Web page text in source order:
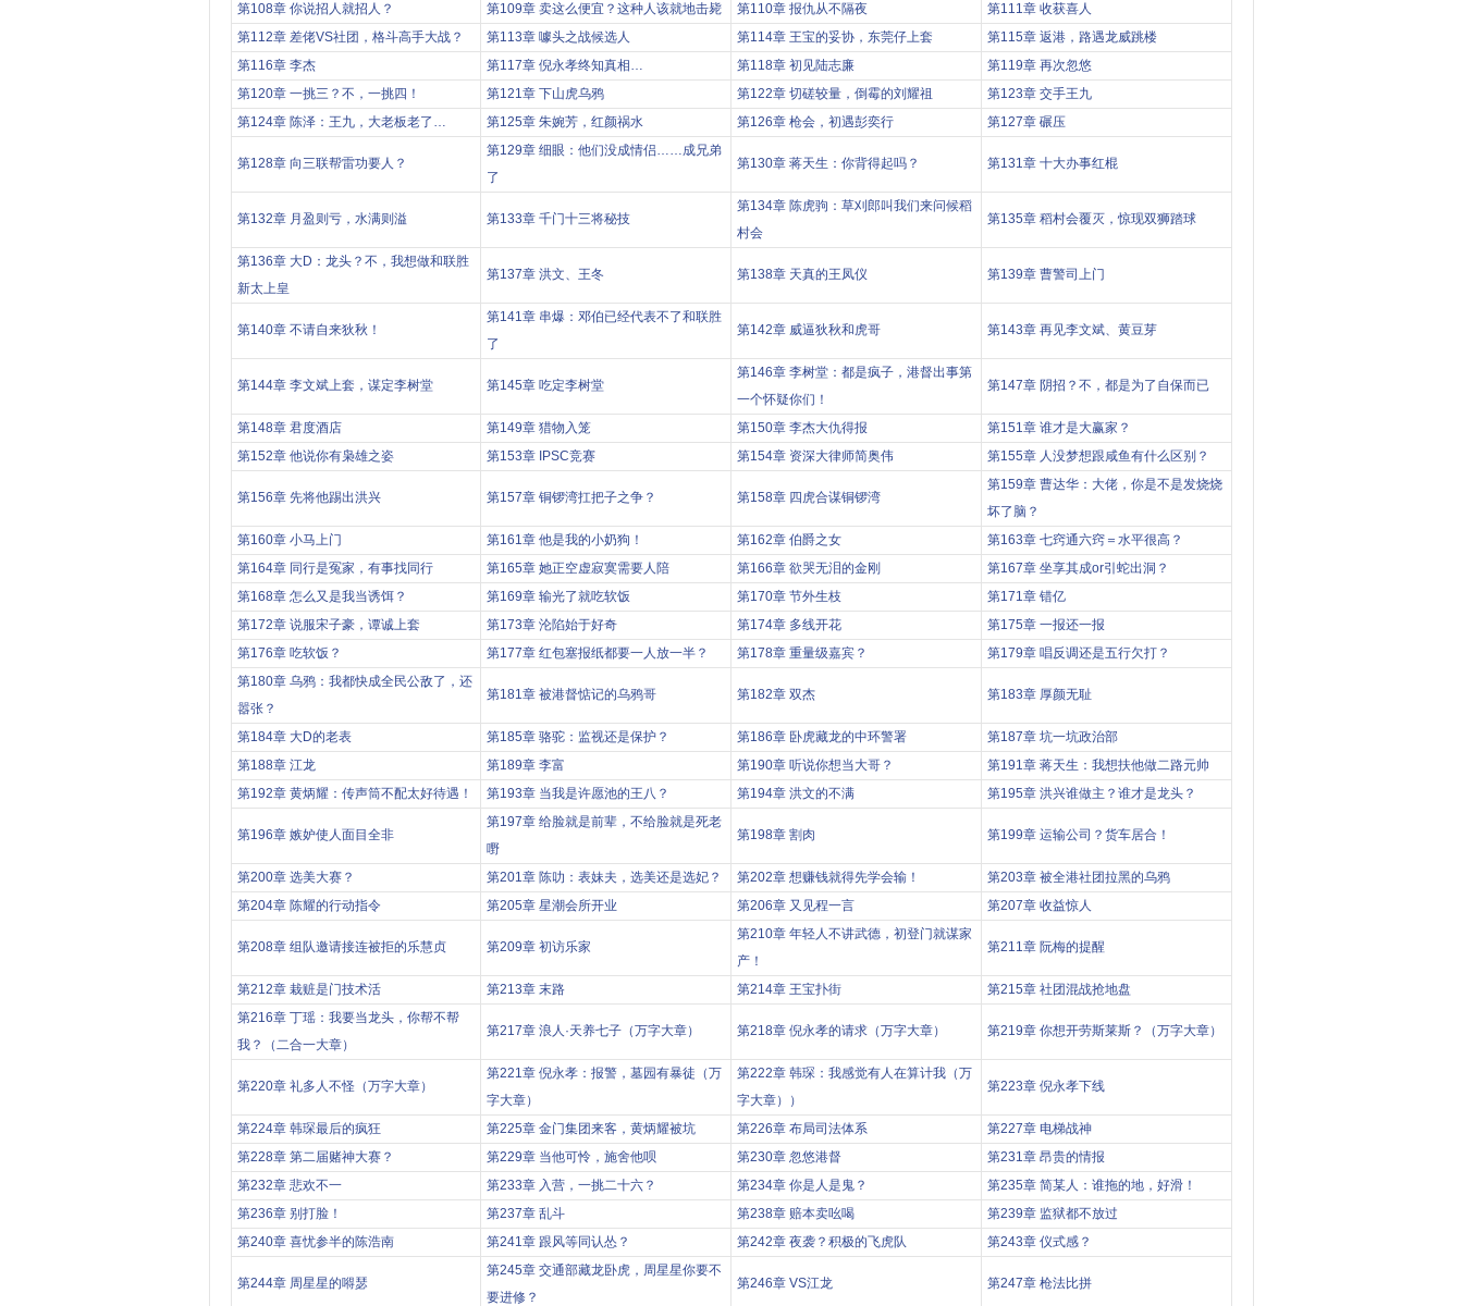
第108章 你说招人就招人？
第109章 卖这么便宜？这种人该就地击毙 第110章 报仇从不隔夜
第111章 收获喜人
第112章 差佬VS社团，格斗高手大战？
第113章 噱头之战候选人 第114章 王宝的妥协，东莞仔上套
第115章 返港，路遇龙威跳楼
第116章 李杰
第117章 倪永孝终知真相… 第118章 初见陆志廉
第119章 再次忽悠
第120章 一挑三？不，一挑四！
第121章 下山虎乌鸦 第122章 切磋较量，倒霉的刘耀祖
第123章 交手王九
第124章 陈泽：王九，大老板老了…
第125章 朱婉芳，红颜祸水 第126章 枪会，初遇彭奕行 第127章 碾压
第128章 向三联帮雷功要人？
第129章 细眼：他们没成情侣……成兄弟
了
第130章 蒋天生：你背得起吗？ 第131章 十大办事红棍
第132章 月盈则亏，水满则溢 第133章 千门十三将秘技
第134章 陈虎驹：草刈郎叫我们来问候稻
村会
第135章 稻村会覆灭，惊现双狮踏球
第136章 大D：龙头？不，我想做和联胜
新太上皇
第137章 洪文、王冬 第138章 天真的王凤仪 第139章 曹警司上门
第140章 不请自来狄秋！
第141章 串爆：邓伯已经代表不了和联胜
了
第142章 威逼狄秋和虎哥 第143章 再见李文斌、黄豆芽
第144章 李文斌上套，谋定李树堂 第145章 吃定李树堂
第146章 李树堂：都是疯子，港督出事第
一个怀疑你们！
第147章 阴招？不，都是为了自保而已
第148章 君度酒店 第149章 猎物入笼 第150章 李杰大仇得报
第151章 谁才是大赢家？
第152章 他说你有枭雄之姿
第153章 IPSC竞赛 第154章 资深大律师简奥伟 第155章 人没梦想跟咸鱼有什么区别？
第156章 先将他踢出洪兴 第157章 铜锣湾扛把子之争？ 第158章 四虎合谋铜锣湾
第159章 曹达华：大佬，你是不是发烧烧
坏了脑？
第160章 小马上门
第161章 他是我的小奶狗！ 第162章 伯爵之女
第163章 七窍通六窍＝水平很高？
第164章 同行是冤家，有事找同行
第165章 她正空虚寂寞需要人陪 第166章 欲哭无泪的金刚
第167章 坐享其成or引蛇出洞？
第168章 怎么又是我当诱饵？
第169章 输光了就吃软饭 第170章 节外生枝
第171章 错亿
第172章 说服宋子豪，谭诚上套
第173章 沦陷始于好奇 第174章 多线开花
第175章 一报还一报
第176章 吃软饭？
第177章 红包塞报纸都要一人放一半？ 第178章 重量级嘉宾？
第179章 唱反调还是五行欠打？
第180章 乌鸦：我都快成全民公敌了，还
嚣张？
第181章 被港督惦记的乌鸦哥 第182章 双杰 第183章 厚颜无耻
第184章 大D的老表 第185章 骆驼：监视还是保护？ 第186章 卧虎藏龙的中环警署
第187章 坑一坑政治部
第188章 江龙
第189章 李富 第190章 听说你想当大哥？
第191章 蒋天生：我想扶他做二路元帅
第192章 黄炳耀：传声筒不配太好待遇！
第193章 当我是许愿池的王八？ 第194章 洪文的不满 第195章 洪兴谁做主？谁才是龙头？
第196章 嫉妒使人面目全非
第197章 给脸就是前辈，不给脸就是死老
嘢
第198章 割肉 第199章 运输公司？货车居合！
第200章 选美大赛？ 第201章 陈叻：表妹夫，选美还是选妃？ 第202章 想赚钱就得先学会输！
第203章 被全港社团拉黑的乌鸦
第204章 陈耀的行动指令
第205章 星潮会所开业 第206章 又见程一言 第207章 收益惊人
第208章 组队邀请接连被拒的乐慧贞 第209章 初访乐家
第210章 年轻人不讲武德，初登门就谋家
产！
第211章 阮梅的提醒
第212章 栽赃是门技术活 第213章 末路 第214章 王宝扑街
第215章 社团混战抢地盘
第216章 丁瑶：我要当龙头，你帮不帮
我？（二合一大章）
第217章 浪人·天养七子（万字大章） 第218章 倪永孝的请求（万字大章） 第219章 你想开劳斯莱斯？（万字大章）
第220章 礼多人不怪（万字大章）
第221章 倪永孝：报警，墓园有暴徒（万
字大章）
第222章 韩琛：我感觉有人在算计我（万
字大章））
第223章 倪永孝下线
第224章 韩琛最后的疯狂 第225章 金门集团来客，黄炳耀被坑 第226章 布局司法体系
第227章 电梯战神
第228章 第二届赌神大赛？
第229章 当他可怜，施舍他呗 第230章 忽悠港督
第231章 昂贵的情报
第232章 悲欢不一
第233章 入营，一挑二十六？ 第234章 你是人是鬼？
第235章 简某人：谁拖的地，好滑！
第236章 别打脸！
第237章 乱斗 第238章 赔本卖吆喝
第239章 监狱都不放过
第240章 喜忧参半的陈浩南
第241章 跟风等同认怂？ 第242章 夜袭？积极的飞虎队 第243章 仪式感？
第244章 周星星的嘚瑟
第245章 交通部藏龙卧虎，周星星你要不
要进修？
第246章 VS江龙 第247章 枪法比拼